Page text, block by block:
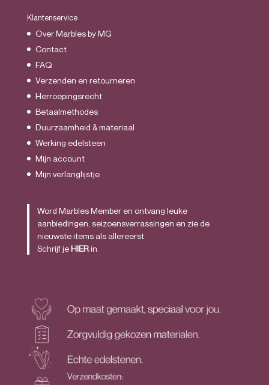
Klantenservice
Over Marbles by MG
Contact
FAQ
Verzenden en retourneren
Herroepingsrecht
Betaalmethodes
Duurzaamheid & materiaal
Werking edelsteen
Mijn account
Mijn verlanglijstje
Word Marbles Member en ontvang leuke
aanbiedingen, seizoensverrassingen en zie de
nieuwste items als allereerst.
Schrijf jeHIERin.